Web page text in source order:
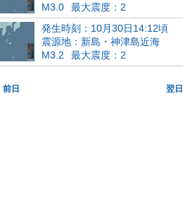
M3.0
最大震度：2
発生時刻：10月30日14:12頃
震源地：新島・神津島近海
M3.2
最大震度：2
前日 翌日